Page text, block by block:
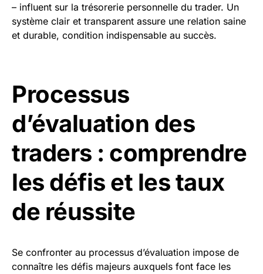
– influent sur la trésorerie personnelle du trader. Un
système clair et transparent assure une relation saine
et durable, condition indispensable au succès.
Processus
d’évaluation des
traders : comprendre
les défis et les taux
de réussite
Se confronter au processus d’évaluation impose de
connaître les défis majeurs auxquels font face les